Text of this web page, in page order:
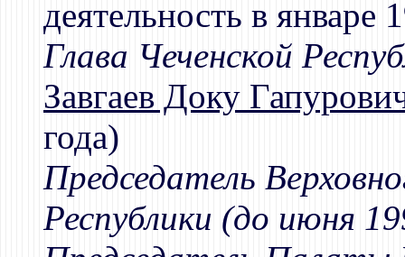
деятельность в январе
Глава Чеченской
Завгаев Доку
года)
Председатель
Республики (до июня